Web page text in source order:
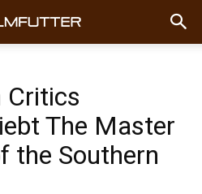
Critics
The Master
the Southern